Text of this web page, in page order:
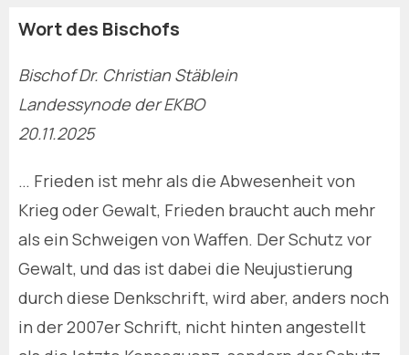
Wort des Bischofs
Bischof Dr. Christian Stäblein
Landessynode der EKBO
20.11.2025
… Frieden ist mehr als die Abwesenheit von
Krieg oder Gewalt, Frieden braucht auch mehr
als ein Schweigen von Waffen. Der Schutz vor
Gewalt, und das ist dabei die Neujustierung
durch diese Denkschrift, wird aber, anders noch
in der 2007er Schrift, nicht hinten angestellt